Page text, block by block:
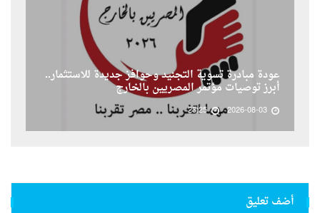
عودة مبادرة تسوية التجنيد وحوافز جديدة للاستثمار..
أبرز توصيات مؤتمر المصريين بالخارج
2026-08-03
23:25
أضف تعليق